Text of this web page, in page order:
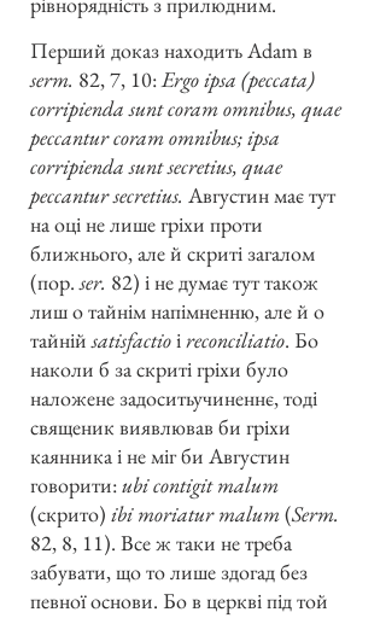
Перший доказ находить Adam в
serm. 82, 7, 10:Ergo ipsa (peccata)
corripienda sunt coram omnibus, quae
peccantur coramomnibus; ipsa
corripienda sunt secretius, quae
peccantur secretius. Августин має тут
на оці не лише гріхи проти
ближнього, але й скриті загалом
(пор.ser. 82) і не думає тут також
лиш о тайнім напімненню, але й о
тайнійsatisfactioіreconciliatio. Бо
наколи б за скриті гріхи було
наложене задоситьучиненнє, тоді
священик виявлював би гріхи
каянника і не міг би Августин
говорити:ubi contigit malum
(скрито) ibi moriatur malum(Serm.
82, 8, 11). Все ж таки не треба
забувати, що то лише здогад без
певної основи. Бо в церкві під той